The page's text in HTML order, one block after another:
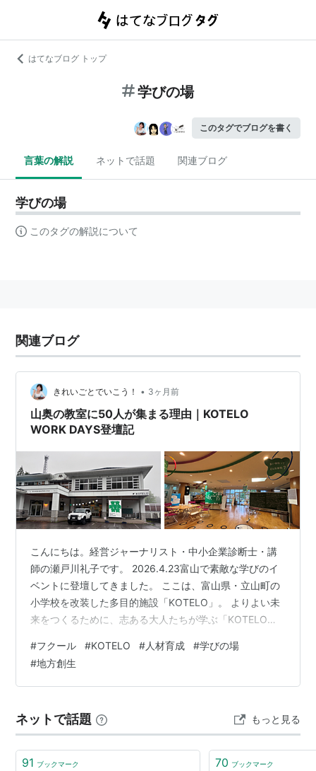
はてなブログ トップ
学びの場
このタグでブログを書く
言葉の解説 ネットで話題 関連ブログ
学びの場
このタグの解説について
関連ブログ
きれいごとでいこう！ • 3ヶ月前
山奥の教室に50人が集まる理由｜KOTELO
WORK DAYS登壇記
こんにちは。経営ジャーナリスト・中小企業診断士・講
師の瀬戸川礼子です。 2026.4.23富山で素敵な学びのイ
ベントに登壇してきました。 ここは、富山県・立山町の
小学校を改装した多目的施設「KOTELO」。 よりよい未
来をつくるために、志ある大人たちが学ぶ「KOTELO
（計10講座）、山奥の教室が社会人でびっしり埋まるっ
て、ほんとすごいことです。 私は1日目の最初の講義「も
っと早く知りたかったコミュニケーション講座」と午後
を担当させていただきました。 フクールの福崎さん(中
央)と、…
#フクール #KOTELO #人材育成 #学びの場
#地方創生
ネットで話題 もっと見る
91 ブックマーク 70 ブックマーク